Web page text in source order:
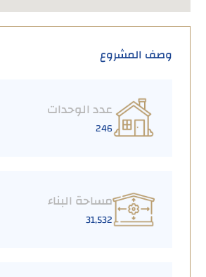
وصف المشروع
عدد الوحدات
246
مساحة البناء
31,532